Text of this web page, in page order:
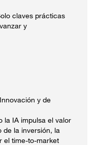
claves prácticas
y
y de
la IA impulsa el valor
de la inversión, la
el time-to-market